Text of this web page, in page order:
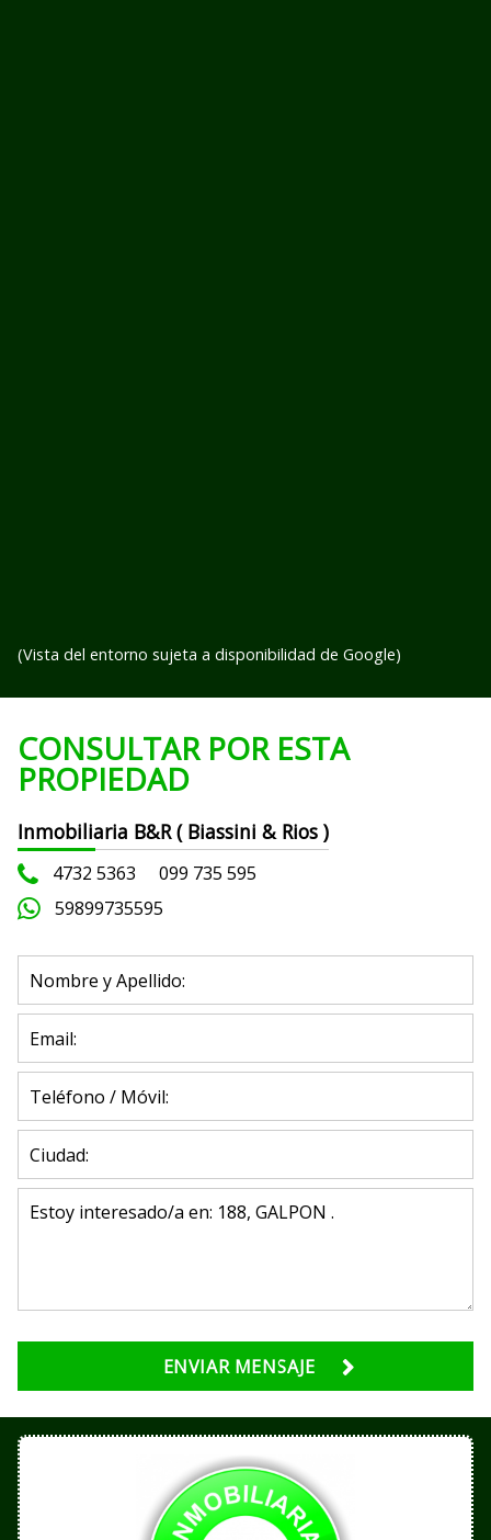
(Vista del entorno sujeta a disponibilidad de Google)
CONSULTAR POR ESTA
PROPIEDAD
Inmobiliaria B&R ( Biassini & Rios )
4732 5363
099 735 595
59899735595
ENVIAR MENSAJE